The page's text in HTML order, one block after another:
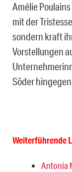
Amélie
mit der
sondern kraft
Vorstellungen
Söder
Weiterführende
Antonia